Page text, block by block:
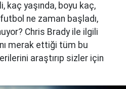
kaç yaşında, boyu kaç,
ne zaman başladı,
Chris Brady ile ilgili
merak ettiği tüm bu
araştırıp sizler için